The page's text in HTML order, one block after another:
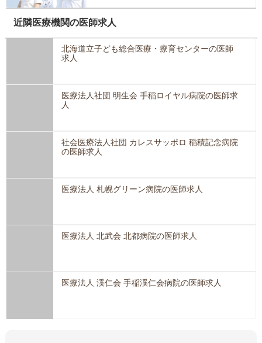
近隣医療機関の医師求人
北海道立子ども総合医療・療育センターの医師
求人
医療法人社団 明生会 手稲ロイヤル病院の医師求
人
社会医療法人社団 カレスサッポロ 稲積記念病院
の医師求人
医療法人 札幌グリーン病院の医師求人
医療法人 北武会 北都病院の医師求人
医療法人 渓仁会 手稲渓仁会病院の医師求人